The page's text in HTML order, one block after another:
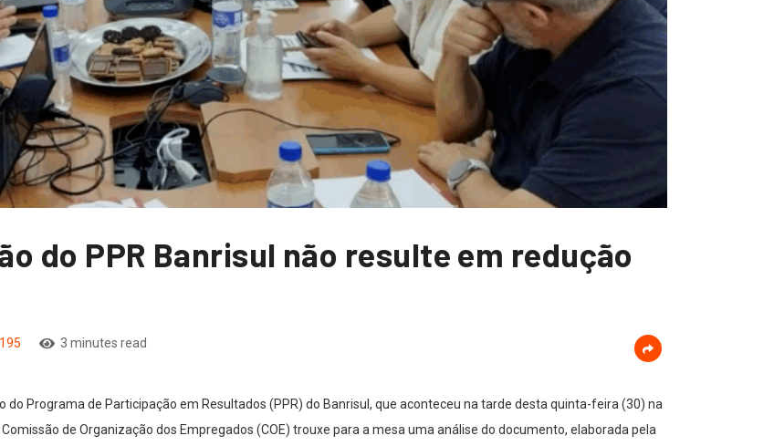
do PPR Banrisul não resulte em redução
195 3 minutes read
Programa de Participação em Resultados (PPR) do Banrisul, que aconteceu na tarde desta quinta-feira (30) na
de Organização dos Empregados (COE) trouxe para a mesa uma análise do documento, elaborada pela